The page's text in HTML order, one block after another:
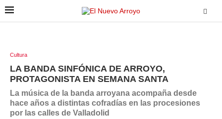
Cultura
LA BANDA SINFÓNICA DE ARROYO,
PROTAGONISTA EN SEMANA SANTA
La música de la banda arroyana acompaña desde
hace años a distintas cofradías en las procesiones
por las calles de Valladolid